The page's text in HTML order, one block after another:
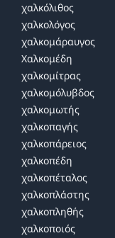
χαλκόλιθος
χαλκολόγος
χαλκομάραυγος
Χαλκομέδη
χαλκομίτρας
χαλκομόλυβδος
χαλκομωτής
χαλκοπαγής
χαλκοπάρειος
χαλκοπέδη
χαλκοπέταλος
χαλκοπλάστης
χαλκοπληθής
χαλκοποιός